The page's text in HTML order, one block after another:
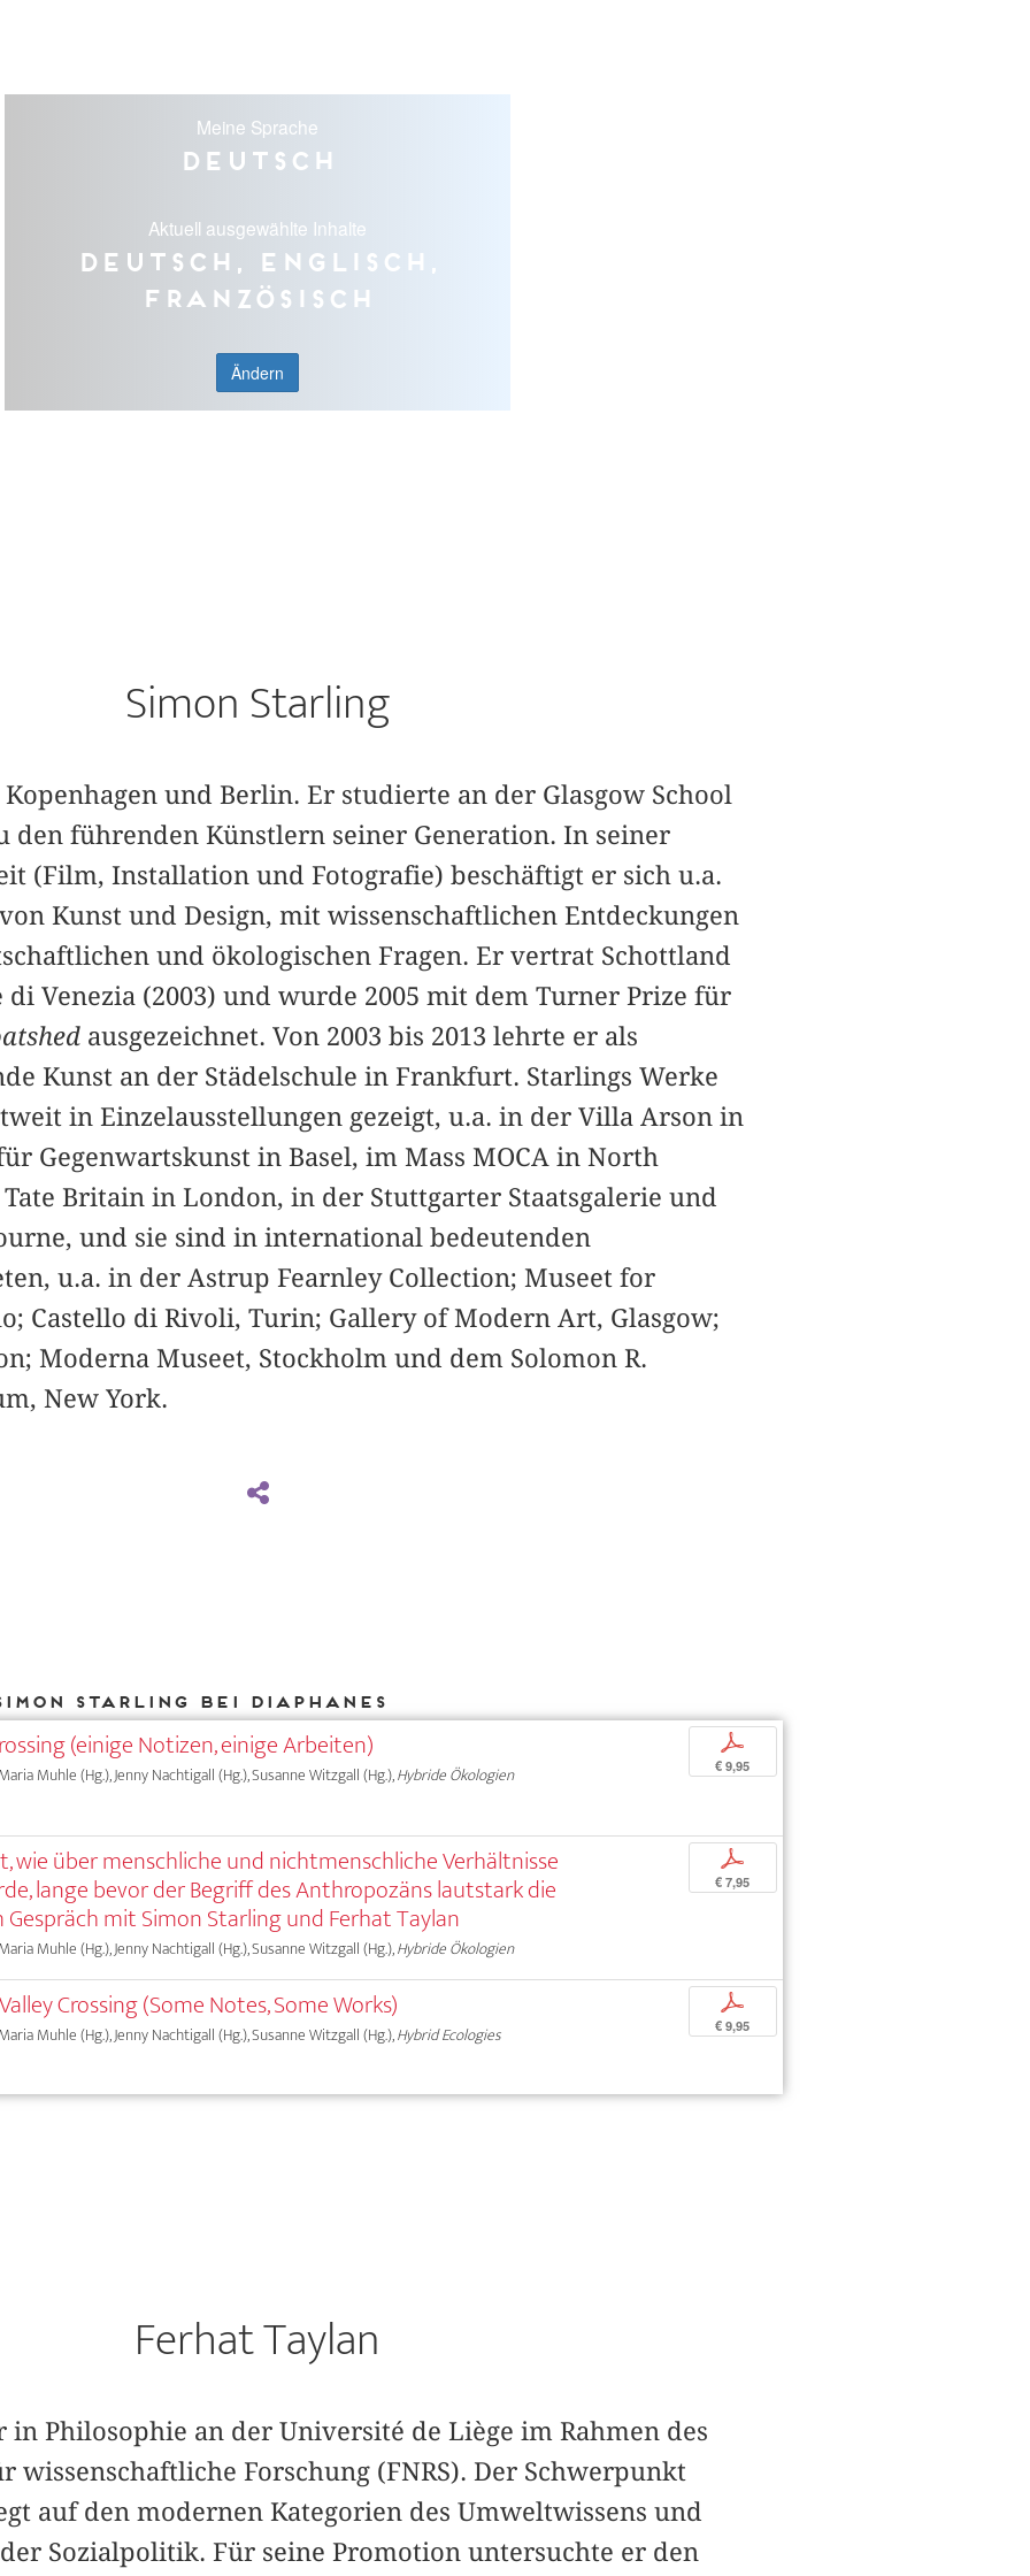
Meine Sprache
Deutsch
Aktuell ausgewählte Inhalte
Deutsch, Englisch,
Französisch
Ändern
Simon Starling
und Berlin. Er studierte an der Glasgow School
den führenden Künstlern seiner Generation. In seiner
(Film, Installation und Fotografie) beschäftigt er sich u.a.
Kunst und Design, mit wissenschaftlichen Entdeckungen
und ökologischen Fragen. Er vertrat Schottland
di Venezia (2003) und wurde 2005 mit dem Turner Prize für
ausgezeichnet. Von 2003 bis 2013 lehrte er als
Kunst an der Städelschule in Frankfurt. Starlings Werke
in Einzelausstellungen gezeigt, u.a. in der Villa Arson in
Gegenwartskunst in Basel, im Mass MOCA in North
Britain in London, in der Stuttgarter Staatsgalerie und
und sie sind in international bedeutenden
u.a. in der Astrup Fearnley Collection; Museet for
Castello di Rivoli, Turin; Gallery of Modern Art, Glasgow;
Moderna Museet, Stockholm und dem Solomon R.
New York.
Starling bei DIAPHANES
(einige Notizen, einige Arbeiten)
Muhle (Hg.), Jenny Nachtigall (Hg.), Susanne Witzgall (Hg.),Hybride Ökologien
p
€ 9,95
wie über menschliche und nichtmenschliche Verhältnisse
lange bevor der Begriff des Anthropozäns lautstark die
mit Simon Starling und Ferhat Taylan
Muhle (Hg.), Jenny Nachtigall (Hg.), Susanne Witzgall (Hg.),Hybride Ökologien
p
€ 7,95
Crossing (Some Notes, Some Works)
Muhle (Hg.), Jenny Nachtigall (Hg.), Susanne Witzgall (Hg.),Hybrid Ecologies
p
€ 9,95
Ferhat Taylan
in Philosophie an der Université de Liège im Rahmen des
wissenschaftliche Forschung (FNRS). Der Schwerpunkt
auf den modernen Kategorien des Umweltwissens und
Sozialpolitik. Für seine Promotion untersuchte er den